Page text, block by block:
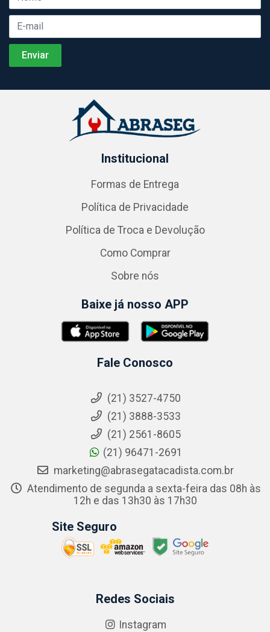
Institucional
Formas de Entrega
Política de Privacidade
Política de Troca e Devolução
Como Comprar
Sobre nós
Baixe já nosso APP
Fale Conosco
(21) 3527-4750
(21) 3888-3533
(21) 2561-8605
(21) 96471-2691
marketing@abrasegatacadista.com.br
Atendimento de segunda a sexta-feira das 08h às
12h e das 13h30 às 17h30
Site Seguro
Redes Sociais
Instagram